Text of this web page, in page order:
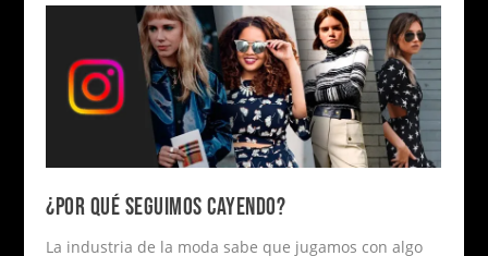
¿POR QUÉ SEGUIMOS CAYENDO?
La industria de la moda sabe que jugamos con algo